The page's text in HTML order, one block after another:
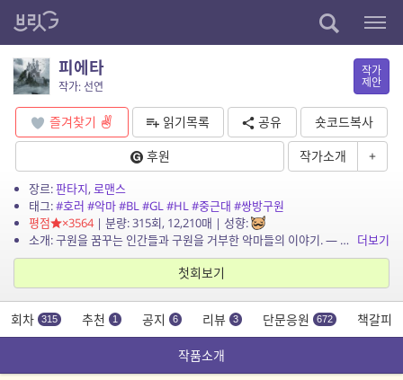
피에타
작가: 선연
작가
제안
즐겨찾기 읽기목록 공유
숏코드복사
후원
작가소개 +
장르:판타지,로맨스
태그:#호러 #악마#BL#GL#HL#중근대 #쌍방구원
평점
×3564| 분량: 315회, 12,210매 | 성향:
소개: 구원을 꿈꾸는 인간들과 구원을 거부한 악마들의 이야기. — 아케론 대륙의 서쪽 나라 코키투스에서 가장 거대한 도시, 테네브리스. 도시의 온갖 흉악범들이 모여 있는 밀턴... 더보기
첫회보기
회차 315 추천 1 공지 6 리뷰 3 단문응원 672 책갈피
작품소개